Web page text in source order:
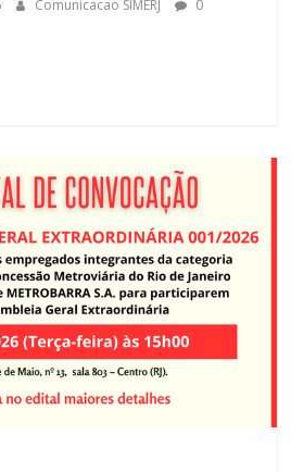
Comunicacao SIMERJ
0